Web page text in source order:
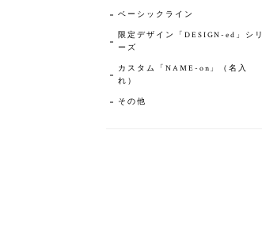
ベーシックライン
限定デザイン「DESIGN-ed」シリ
ーズ
カスタム「NAME-on」（名入
れ）
その他